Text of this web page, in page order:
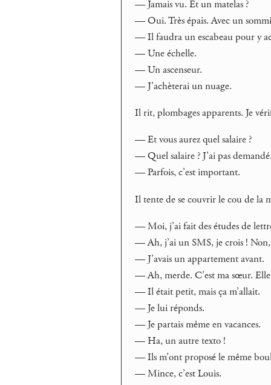
— Jamais vu. Et un matelas ?
— Oui. Très épais. Avec un
— Il faudra un escabeau pour y
— Une échelle.
— Un ascenseur.
— J’achèterai un nuage.
Il rit, plombages apparents. Je
— Et vous aurez quel salaire ?
— Quel salaire ? J’ai pas
— Parfois, c’est important.
Il tente de se couvrir le cou de la
— Moi, j’ai fait des études de
— Ah, j’ai un SMS, je crois !
— J’avais un appartement avant.
— Ah, merde. C’est ma sœur. Elle
— Il était petit, mais ça m’allait.
— Je lui réponds.
— Je partais même en vacances.
— Ha, un autre texto !
— Ils m’ont proposé le même
— Mince, c’est Louis.